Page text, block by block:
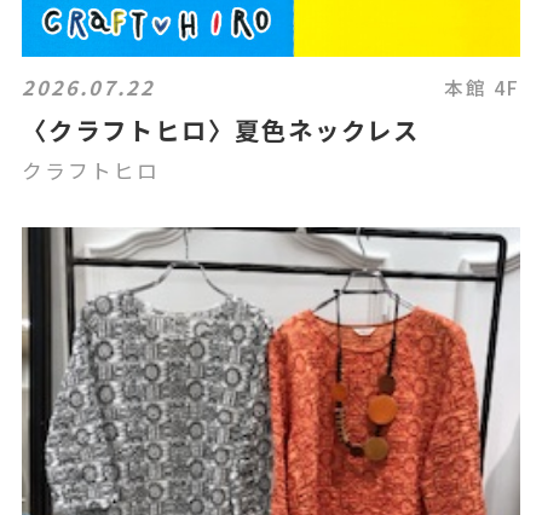
2026.07.22 本館 4F
〈クラフトヒロ〉夏色ネックレス
クラフトヒロ